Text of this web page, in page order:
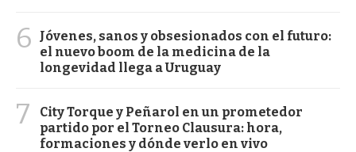
6
Jóvenes, sanos y obsesionados con el futuro:
el nuevo boom de la medicina de la
longevidad llega a Uruguay
7
City Torque y Peñarol en un prometedor
partido por el Torneo Clausura: hora,
formaciones y dónde verlo en vivo